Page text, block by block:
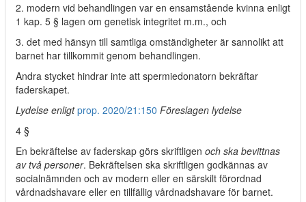
2. modern vid behandlingen var en ensamstående kvinna enligt
1 kap. 5 § lagen om genetisk integritet m.m., och
3. det med hänsyn till samtliga omständigheter är sannolikt att
barnet har tillkommit genom behandlingen.
Andra stycket hindrar inte att spermiedonatorn bekräftar
faderskapet.
Lydelse enligtprop. 2020/21:150 Föreslagen lydelse
4 §
En bekräftelse av faderskap görs skriftligen och ska bevittnas
av två personer. Bekräftelsen ska skriftligen godkännas av
socialnämnden och av modern eller en särskilt förordnad
vårdnadshavare eller en tillfällig vårdnadshavare för barnet.